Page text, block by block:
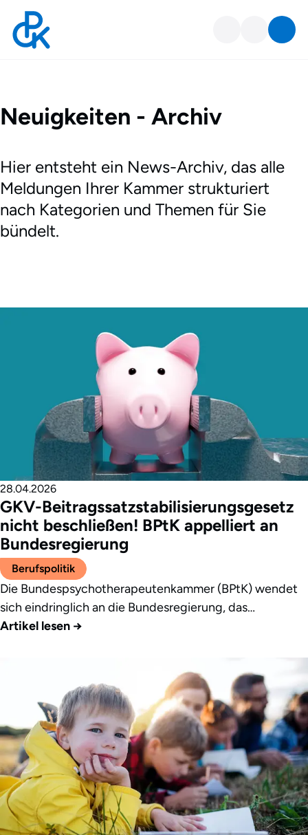
News-Archiv
Neuigkeiten - Archiv
Hier entsteht ein News-Archiv, das alle
Meldungen Ihrer Kammer strukturiert
nach Kategorien und Themen für Sie
bündelt.
GKV-Beitragssatzstabilisierungsgesetz
nicht beschließen! BPtK appelliert an
Bundesregierung
28.04.2026
Berufspolitik
Die Bundespsychotherapeutenkammer (BPtK) wendet
sich eindringlich an die Bundesregierung, das…
Artikel lesen →